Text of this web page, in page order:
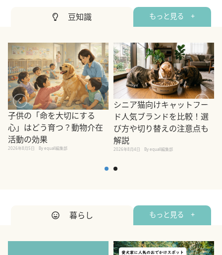
豆知識 もっと見る +
子供の「命を大切にする
心」はどう育つ？動物介在
活動の効果
2026年8月5日 By equall編集部
シニア猫向けキャットフー
ド人気ブランドを比較！選
び方や切り替えの注意点も
解説
2026年8月4日 By equall編集部
暮らし もっと見る +